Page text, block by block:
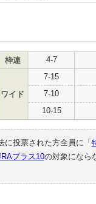
枠連 4-7
ワイド
7-15
7-10
10-15
に投票された方全員に「
プラス10の対象になら